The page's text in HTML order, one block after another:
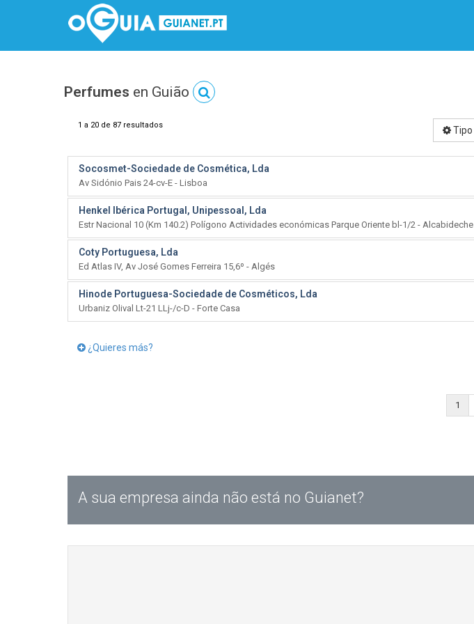
Perfumes en Guião
1 a 20 de 87 resultados Tipo
Socosmet-Sociedade de Cosmética, Lda
Av Sidónio Pais 24-cv-E - Lisboa
Henkel Ibérica Portugal, Unipessoal, Lda
Estr Nacional 10 (Km 140.2) Polígono Actividades económicas Parque Oriente bl-1/2 - Alcabideche
Coty Portuguesa, Lda
Ed Atlas IV, Av José Gomes Ferreira 15,6º - Algés
Hinode Portuguesa-Sociedade de Cosméticos, Lda
Urbaniz Olival Lt-21 LLj-/c-D - Forte Casa
¿Quieres más?
1
A sua empresa ainda não está no Guianet?